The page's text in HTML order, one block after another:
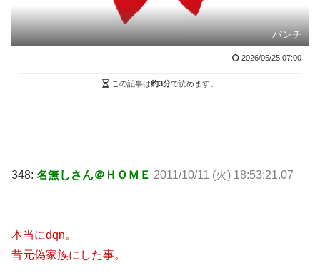
パンチ
2026/05/25 07:00
この記事は約3分で読めます。
348: 名無しさん＠ＨＯＭＥ 2011/10/11 (火) 18:53:21.07
本当にdqn。
昔元偽家族にした事。